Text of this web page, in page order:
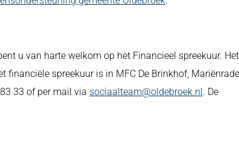
u van harte welkom op het Financieel spreekuur. Het
spreekuur is in MFC De Brinkhof, Mariënrade
33 of per mail via sociaalteam@oldebroek.nl. De